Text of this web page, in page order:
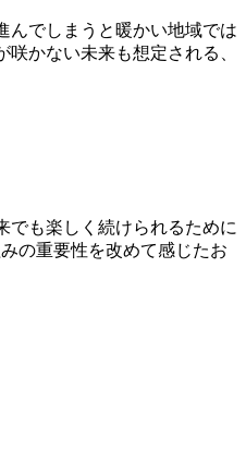
んでしまうと暖かい地域では
かない未来も想定される、
でも楽しく続けられるために
の重要性を改めて感じたお